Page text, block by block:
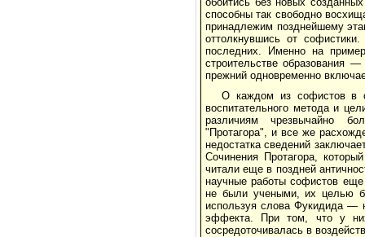
способны так свободно
принадлежим позднейшему
оттолкнувшись от
последних. Именно на
строительстве образования
прежний одновременно
О каждом из софистов в
воспитательного метода и
различиям чрезвычайно
"Протагора", и все же
недостатка сведений
Сочинения Протагора,
читали еще в поздней
научные работы софистов
не были учеными, их целью
используя слова Фукидида —
эффекта. При том, что у
сосредоточивалась в